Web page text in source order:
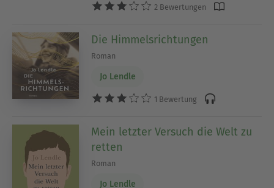
2 Bewertungen
Die Himmelsrichtungen
Roman
Jo Lendle
1 Bewertung
Mein letzter Versuch die Welt zu
retten
Roman
Jo Lendle